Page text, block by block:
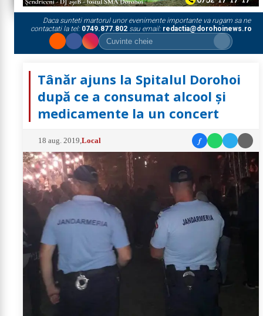
Daca sunteti martorul unor evenimente importante va rugam sa ne
contactati la tel: 0749.877.802sau email: redactia@dorohoinews.ro
Tânăr ajuns la Spitalul Dorohoi
după ce a consumat alcool și
medicamente la un concert
18 aug. 2019 ,Local f